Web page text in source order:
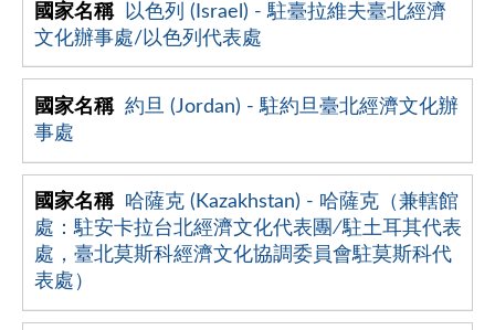
以色列 (Israel) - 駐臺拉維夫臺北經濟
文化辦事處/以色列代表處
約旦 (Jordan) - 駐約旦臺北經濟文化辦
事處
哈薩克 (Kazakhstan) - 哈薩克（兼轄館
處：駐安卡拉台北經濟文化代表團∕駐土耳其代表
處，臺北莫斯科經濟文化協調委員會駐莫斯科代
表處）